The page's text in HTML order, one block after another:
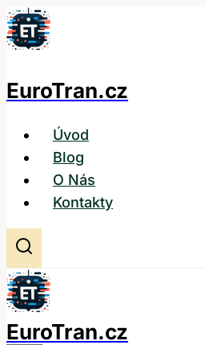
Přeskočit
na
EuroTran.cz
Úvod
Blog
O Nás
Kontakty
EuroTran.cz